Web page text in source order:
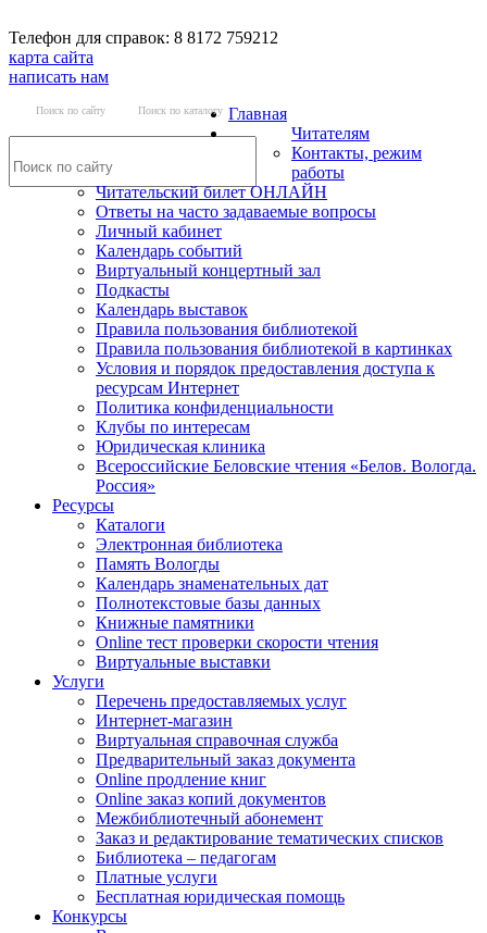
Телефон для справок: 8 8172 759212
карта сайта
написать нам
Поиск по сайту Поиск по каталогу Главная
Читателям
Контакты, режим
работы
Читательский билет ОНЛАЙН
Ответы на часто задаваемые вопросы
Личный кабинет
Календарь событий
Виртуальный концертный зал
Подкасты
Календарь выставок
Правила пользования библиотекой
Правила пользования библиотекой в картинках
Условия и порядок предоставления доступа к
ресурсам Интернет
Политика конфиденциальности
Клубы по интересам
Юридическая клиника
Всероссийские Беловские чтения «Белов. Вологда.
Россия»
Ресурсы
Каталоги
Электронная библиотека
Память Вологды
Календарь знаменательных дат
Полнотекстовые базы данных
Книжные памятники
Online тест проверки скорости чтения
Виртуальные выставки
Услуги
Перечень предоставляемых услуг
Интернет-магазин
Виртуальная справочная служба
Предварительный заказ документа
Online продление книг
Online заказ копий документов
Межбиблиотечный абонемент
Заказ и редактирование тематических списков
Библиотека – педагогам
Платные услуги
Бесплатная юридическая помощь
Конкурсы